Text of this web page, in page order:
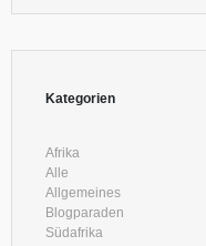
Kategorien
Afrika
Alle
Allgemeines
Blogparaden
Südafrika